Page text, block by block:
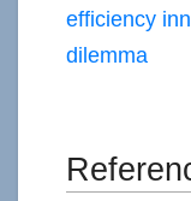
efficiency
dilemma